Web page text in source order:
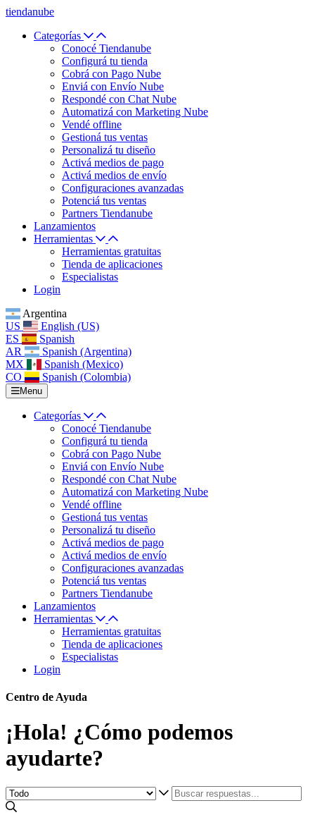
tiendanube
Categorías
Conocé Tiendanube
Configurá tu tienda
Cobrá con Pago Nube
Enviá con Envío Nube
Respondé con Chat Nube
Automatizá con Marketing Nube
Vendé offline
Gestioná tus ventas
Personalizá tu diseño
Activá medios de pago
Activá medios de envío
Configuraciones avanzadas
Potenciá tus ventas
Partners Tiendanube
Lanzamientos
Herramientas
Herramientas gratuitas
Tienda de aplicaciones
Especialistas
Login
Argentina
US
English (US)
ES
Spanish
AR
Spanish (Argentina)
MX
Spanish (Mexico)
CO
Spanish (Colombia)
Menu
Categorías
Conocé Tiendanube
Configurá tu tienda
Cobrá con Pago Nube
Enviá con Envío Nube
Respondé con Chat Nube
Automatizá con Marketing Nube
Vendé offline
Gestioná tus ventas
Personalizá tu diseño
Activá medios de pago
Activá medios de envío
Configuraciones avanzadas
Potenciá tus ventas
Partners Tiendanube
Lanzamientos
Herramientas
Herramientas gratuitas
Tienda de aplicaciones
Especialistas
Login
Centro de Ayuda
¡Hola! ¿Cómo podemos
ayudarte?